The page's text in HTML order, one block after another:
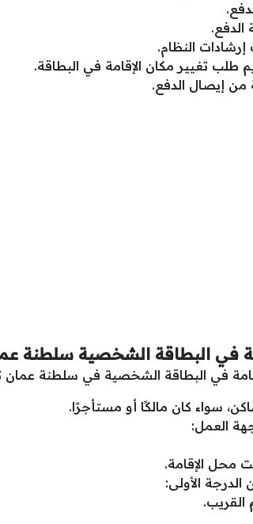
الدفع.
النظام.
طلب تغيير مكان الإقامة في البطاقة.
من إيصال الدفع.
في البطاقة الشخصية سلطنة
في البطاقة الشخصية في سلطنة عمان
سواء كان مالكًا أو مستأجرًا.
العمل:
محل الإقامة.
الأولى:
القريب.